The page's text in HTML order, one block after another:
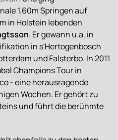
1.60m Springen auf
in Holstein lebenden
. Er gewann u.a. in
in s'Hertogenbosch
und Falsterbo. In 2011
Champions Tour in
- eine herausragende
Wochen. Er gehört zu
und führt die berühmte